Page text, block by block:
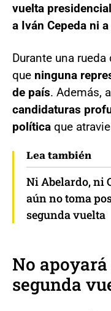
vuelta presidencial
a Iván Cepeda ni
Durante una rueda
que ninguna
de país. Además,
candidaturas
política que
Lea también
Ni Abelardo, ni
aún no toma
segunda vuelta
No
segunda